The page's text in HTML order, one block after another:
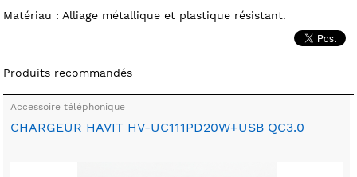
Matériau : Alliage métallique et plastique résistant.
Produits recommandés
Accessoire téléphonique
CHARGEUR HAVIT HV-UC111PD20W+USB QC3.0